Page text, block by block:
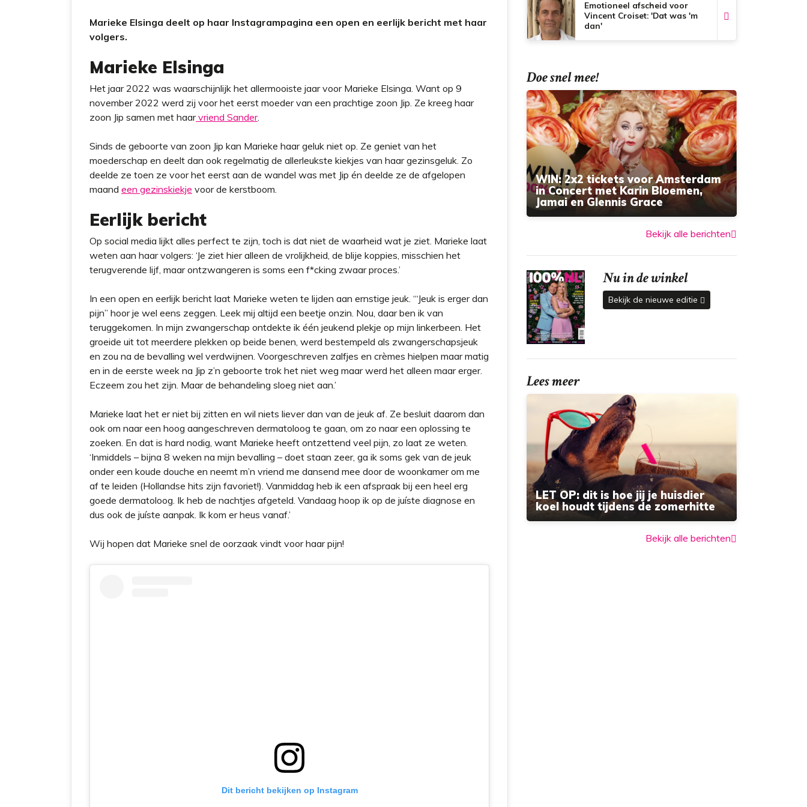
Marieke Elsinga deelt op haar Instagrampagina een open en eerlijk bericht met haar
volgers.
Marieke Elsinga
Het jaar 2022 was waarschijnlijk het allermooiste jaar voor Marieke Elsinga. Want op 9
november 2022 werd zij voor het eerst moeder van een prachtige zoon Jip. Ze kreeg haar
zoon Jip samen met haarvriend Sander.
Sinds de geboorte van zoon Jip kan Marieke haar geluk niet op. Ze geniet van het
moederschap en deelt dan ook regelmatig de allerleukste kiekjes van haar gezinsgeluk. Zo
deelde ze toen ze voor het eerst aan de wandel was met Jip én deelde ze de afgelopen
maand een gezinskiekje voor de kerstboom.
Eerlijk bericht
Op social media lijkt alles perfect te zijn, toch is dat niet de waarheid wat je ziet. Marieke laat
weten aan haar volgers: ‘Je ziet hier alleen de vrolijkheid, de blije koppies, misschien het
terugverende lijf, maar ontzwangeren is soms een f*cking zwaar proces.’
In een open en eerlijk bericht laat Marieke weten te lijden aan ernstige jeuk. ‘“Jeuk is erger dan
pijn” hoor je wel eens zeggen. Leek mij altijd een beetje onzin. Nou, daar ben ik van
teruggekomen. In mijn zwangerschap ontdekte ik één jeukend plekje op mijn linkerbeen. Het
groeide uit tot meerdere plekken op beide benen, werd bestempeld als zwangerschapsjeuk
en zou na de bevalling wel verdwijnen. Voorgeschreven zalfjes en crèmes hielpen maar matig
en in de eerste week na Jip z’n geboorte trok het niet weg maar werd het alleen maar erger.
Eczeem zou het zijn. Maar de behandeling sloeg niet aan.’
Marieke laat het er niet bij zitten en wil niets liever dan van de jeuk af. Ze besluit daarom dan
ook om naar een hoog aangeschreven dermatoloog te gaan, om zo naar een oplossing te
zoeken. En dat is hard nodig, want Marieke heeft ontzettend veel pijn, zo laat ze weten.
‘Inmiddels – bijna 8 weken na mijn bevalling – doet staan zeer, ga ik soms gek van de jeuk
onder een koude douche en neemt m’n vriend me dansend mee door de woonkamer om me
af te leiden (Hollandse hits zijn favoriet!). Vanmiddag heb ik een afspraak bij een heel erg
goede dermatoloog. Ik heb de nachtjes afgeteld. Vandaag hoop ik op de juíste diagnose en
dus ook de juíste aanpak. Ik kom er heus vanaf.’
Wij hopen dat Marieke snel de oorzaak vindt voor haar pijn!
Dit bericht bekijken op Instagram
Emotioneel afscheid voor
Vincent Croiset: 'Dat was 'm
dan'
Doe snel mee!
WIN: 2x2 tickets voor Amsterdam
in Concert met Karin Bloemen,
Jamai en Glennis Grace
Bekijk alle berichten
Nu in de winkel
Bekijk de nieuwe editie
Lees meer
LET OP: dit is hoe jij je huisdier
koel houdt tijdens de zomerhitte
Bekijk alle berichten